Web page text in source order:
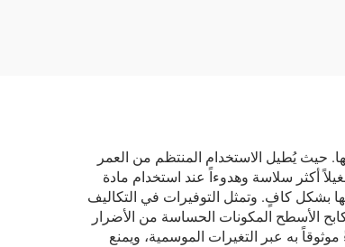
حيث يُطيل الاستخدام المنتظم من العمر
أكثر سلاسة وهدوءاً عند استخدام مادة
بشكل كافٍ. وتمثل التوفيرات في التكاليف
الأسطح المكونات الحساسة من الأضرار
به عبر التغيرات الموسمية، ويمنع